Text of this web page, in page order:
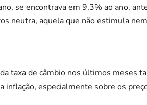
se encontrava em 9,3% ao ano,
neutra, aquela que não estimula
taxa de câmbio nos últimos meses
inflação, especialmente sobre os